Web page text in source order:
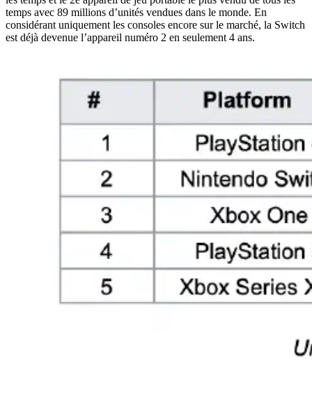
temps avec 89 millions d’unités vendues dans le monde. En
considérant uniquement les consoles encore sur le marché, la Switch
est déjà devenue l’appareil numéro 2 en seulement 4 ans.